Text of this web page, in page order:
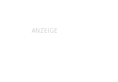
ANZEIGE